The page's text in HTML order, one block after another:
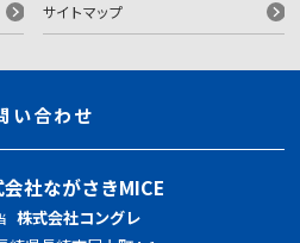
サイトマップ
い合わせ
社ながさきMICE
株式会社コングレ